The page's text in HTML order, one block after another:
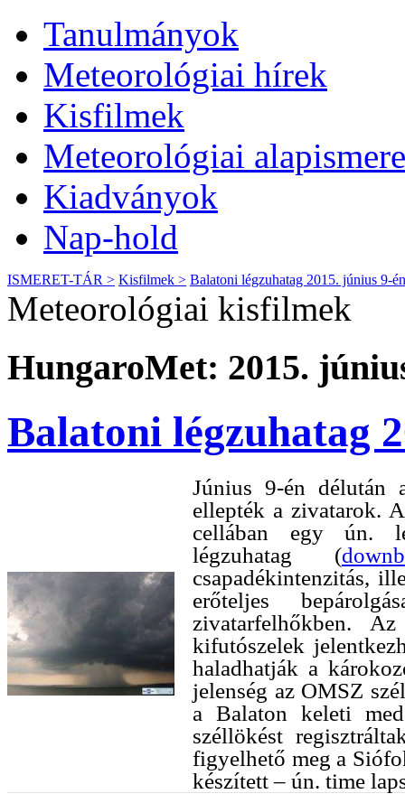
Tanulmányok
Meteorológiai hírek
Kisfilmek
Meteorológiai
Kiadványok
Nap-hold
ISMERET-TÁR > Kisfilmek > Balatoni légzuhatag 2015. június 9-én
Meteorológiai kisfilmek
HungaroMet: 2015.
Balatoni légzuhatag
Június 9-én
ellepték a zivatarok.
cellában egy ún.
légzuhatag (
csapadékintenzitás,
erőteljes
zivatarfelhőkben.
kifutószelek
haladhatják a
jelenség az OMSZ
a Balaton keleti
széllökést
figyelhető meg a
készített – ún. time